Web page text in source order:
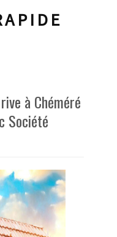
à Chéméré
Société